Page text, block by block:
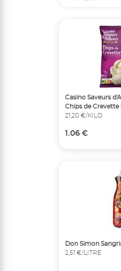
Casino Saveurs
Chips de Crevette
21,20 €/KILO
1.06 €
Don Simon
2,51 €/LITRE